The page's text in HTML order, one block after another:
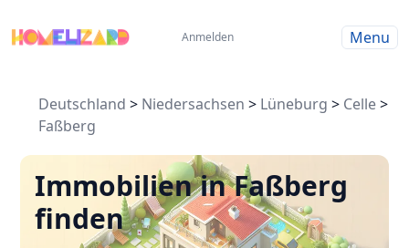
Anmelden Menu
Deutschland > Niedersachsen > Lüneburg > Celle>
Faßberg
Immobilien in Faßberg
finden